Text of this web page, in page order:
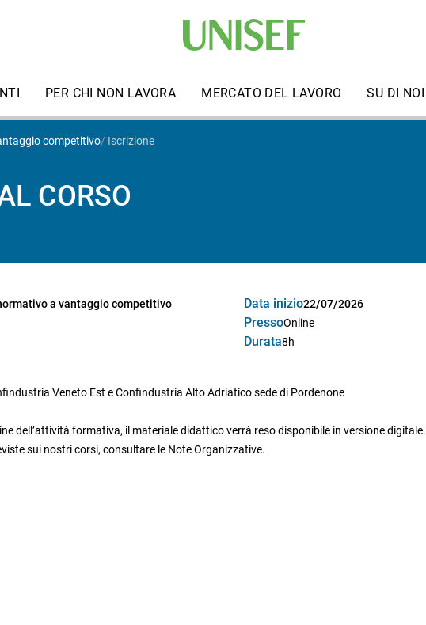
PER CHI NON LAVORA MERCATO DEL LAVORO SU DI NOI
competitivo Iscrizione
CORSO
a vantaggio competitivo Data inizio22/07/2026
PressoOnline
Durata8h
Veneto Est e Confindustria Alto Adriatico sede di Pordenone
dell’attività formativa, il materiale didattico verrà reso disponibile in versione digitale.
sui nostri corsi, consultare le Note Organizzative.